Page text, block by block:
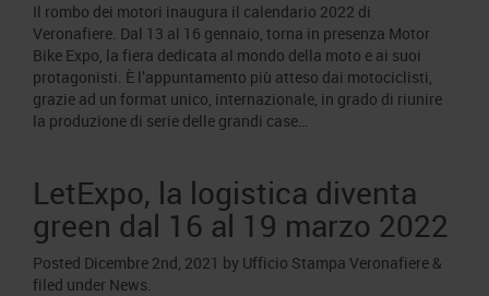
Il rombo dei motori inaugura il calendario 2022 di
Veronafiere. Dal 13 al 16 gennaio, torna in presenza Motor
Bike Expo, la fiera dedicata al mondo della moto e ai suoi
protagonisti. È l’appuntamento più atteso dai motociclisti,
grazie ad un format unico, internazionale, in grado di riunire
la produzione di serie delle grandi case…
LetExpo, la logistica diventa
green dal 16 al 19 marzo 2022
Posted Dicembre 2nd, 2021 by Ufficio Stampa Veronafiere &
filed under News.